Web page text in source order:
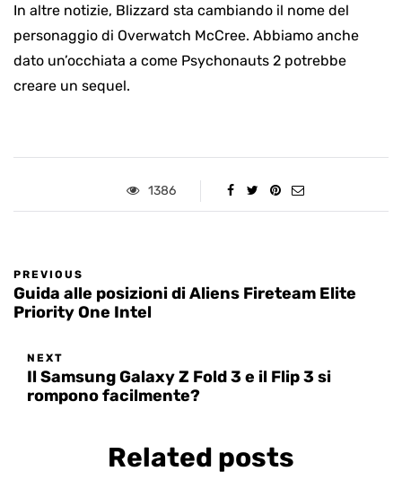
In altre notizie, Blizzard sta cambiando il nome del
personaggio di Overwatch McCree. Abbiamo anche
dato un’occhiata a come Psychonauts 2 potrebbe
creare un sequel.
1386
PREVIOUS
Guida alle posizioni di Aliens Fireteam Elite
Priority One Intel
NEXT
Il Samsung Galaxy Z Fold 3 e il Flip 3 si
rompono facilmente?
Related posts